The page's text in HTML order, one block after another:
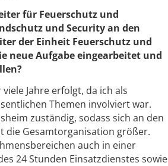
für Feuerschutz und
und Security an den
der Einheit Feuerschutz und
neue Aufgabe eingearbeitet und
Jahre erfolgt, da ich als
Themen involviert war.
zuständig, sodass sich an den
die Gesamtorganisation größer.
auch in einer
24 Stunden Einsatzdienstes sowie